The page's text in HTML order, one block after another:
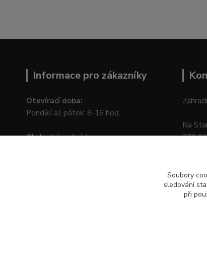
Informace pro zákazníky
Otevírací doba:
Pondělí až pátek: 8-16 hod.
Obchodní podmínky
Na
276
Soubory
sledování
při